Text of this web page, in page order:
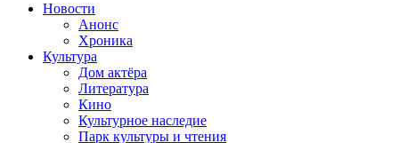
Новости
Анонс
Хроника
Культура
Дом актёра
Литература
Кино
Культурное наследие
Парк культуры и чтения